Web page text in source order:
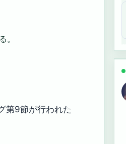
。
第9節が行われた